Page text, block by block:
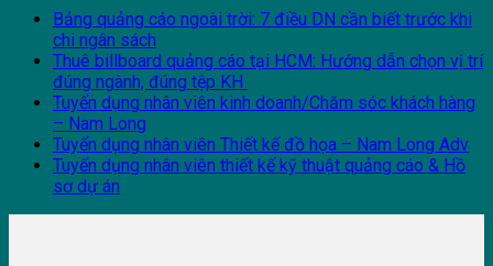
Bảng quảng cáo ngoài trời: 7 điều DN cần biết trước khi
chi ngân sách
Thuê billboard quảng cáo tại HCM: Hướng dẫn chọn vị trí
đúng ngành, đúng tệp KH
Tuyển dụng nhân viên kinh doanh/Chăm sóc khách hàng
– Nam Long
Tuyển dụng nhân viên Thiết kế đồ họa – Nam Long Adv
Tuyển dụng nhân viên thiết kế kỹ thuật quảng cáo & Hồ
sơ dự án